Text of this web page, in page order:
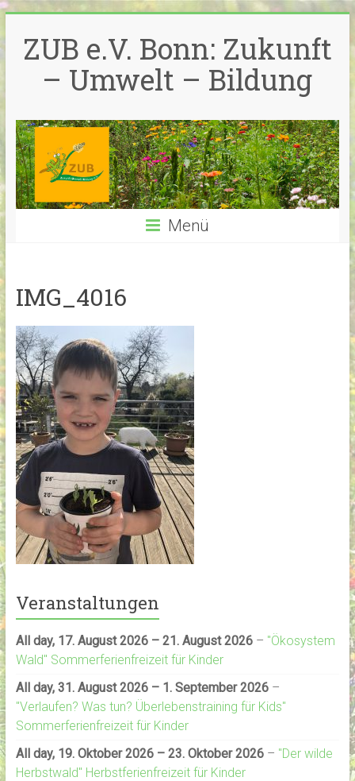
Inhalt
springen
ZUB e.V. Bonn: Zukunft
– Umwelt – Bildung
Menü
IMG_4016
Veranstaltungen
All day, 17. August 2026 – 21. August 2026– "Ökosystem
Wald" Sommerferienfreizeit für Kinder
All day, 31. August 2026 – 1. September 2026–
"Verlaufen? Was tun? Überlebenstraining für Kids"
Sommerferienfreizeit für Kinder
All day, 19. Oktober 2026 – 23. Oktober 2026– "Der wilde
Herbstwald" Herbstferienfreizeit für Kinder